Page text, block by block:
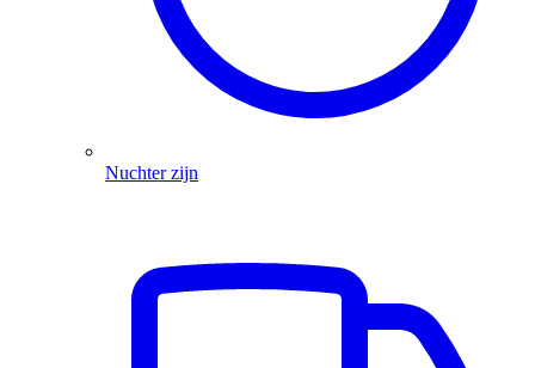
Nuchter zijn